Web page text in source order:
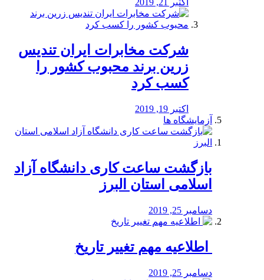
اکتبر 21, 2019
شرکت مخابرات ایران تندیس
زرین برند محبوب کشور را
کسب کرد
اکتبر 19, 2019
آزمایشگاه ها
بازگشت ساعت کاری دانشگاه آزاد
اسلامی استان البرز
دسامبر 25, 2019
️ اطلاعیه مهم تغییر تاریخ
دسامبر 25, 2019